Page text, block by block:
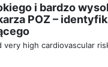
i bardzo
POZ –
very high cardiovascular